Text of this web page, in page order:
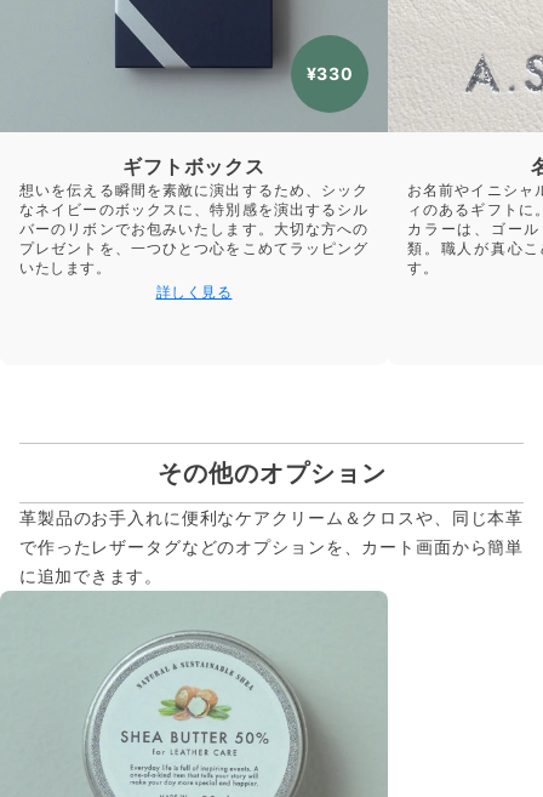
¥330
ギフトボックス
想いを伝える瞬間を素敵に演出するため、シック
なネイビーのボックスに、特別感を演出するシル
バーのリボンでお包みいたします。大切な方への
プレゼントを、一つひとつ心をこめてラッピング
いたします。
詳しく見る
お名前やイニシャ
ィのあるギフトに
カラーは、ゴー
類。職人が真心
す。
その他のオプション
革製品のお手入れに便利なケアクリーム＆クロスや、同じ本革
で作ったレザータグなどのオプションを、カート画面から簡単
に追加できます。